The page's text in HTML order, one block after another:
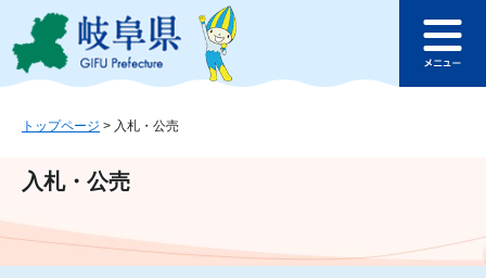
ジ
ュ
文
このページの本文へ
ュ
トップページ > 入札・公売
入札・公売